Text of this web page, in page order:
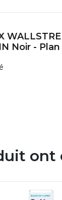
Noir - Plan
ont